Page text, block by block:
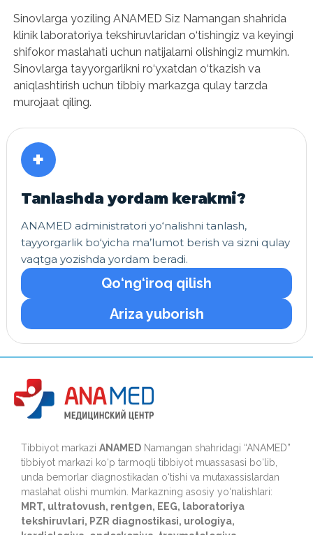
Sinovlarga yoziling ANAMED Siz Namangan shahrida
klinik laboratoriya tekshiruvlaridan o‘tishingiz va keyingi
shifokor maslahati uchun natijalarni olishingiz mumkin.
Sinovlarga tayyorgarlikni ro‘yxatdan o‘tkazish va
aniqlashtirish uchun tibbiy markazga qulay tarzda
murojaat qiling.
+
Tanlashda yordam kerakmi?
ANAMED administratori yo‘nalishni tanlash,
tayyorgarlik bo‘yicha ma’lumot berish va sizni qulay
vaqtga yozishda yordam beradi.
Qo‘ng‘iroq qilish
Ariza yuborish
Tibbiyot markazi ANAMED Namangan shahridagi “ANAMED”
tibbiyot markazi ko‘p tarmoqli tibbiyot muassasasi bo‘lib,
unda bemorlar diagnostikadan o‘tishi va mutaxassislardan
maslahat olishi mumkin. Markazning asosiy yo‘nalishlari:
MRT, ultratovush, rentgen, EEG, laboratoriya
tekshiruvlari, PZR diagnostikasi, urologiya,